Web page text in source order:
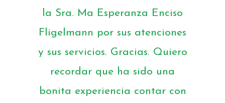
la Sra. Ma Esperanza Enciso
Fligelmann por sus atenciones
y sus servicios. Gracias. Quiero
recordar que ha sido una
bonita experiencia contar con